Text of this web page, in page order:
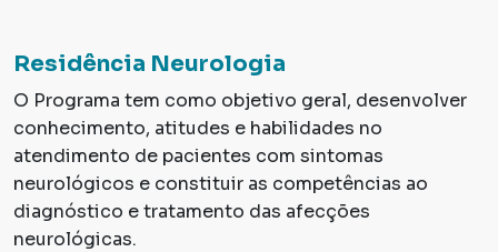
Residência Neurologia
O Programa tem como objetivo geral, desenvolver
conhecimento, atitudes e habilidades no
atendimento de pacientes com sintomas
neurológicos e constituir as competências ao
diagnóstico e tratamento das afecções
neurológicas.